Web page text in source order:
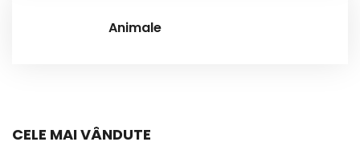
Animale
CELE MAI VÂNDUTE